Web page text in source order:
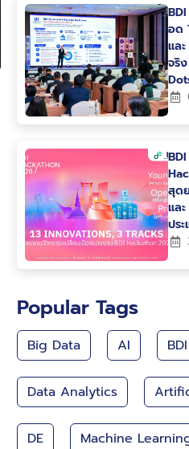
อด
แล
จริ
สุด
แล
ปร
สร้
Popular Tags
Big Data AI BDI
Data Analytics
DE Machine